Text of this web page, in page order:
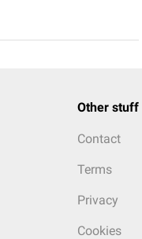
Other stuff
Contact
Terms
Privacy
Cookies